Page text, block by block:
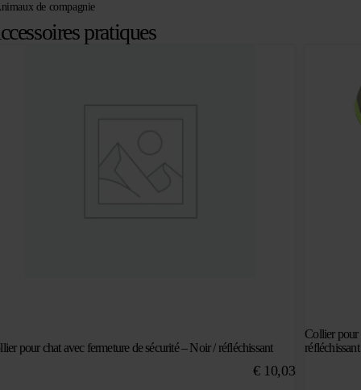
de compagnie
pratiques
pour chat avec fermeture de sécurité – Noir / réfléchissant
€10,03
Collier pour
réfléchissant